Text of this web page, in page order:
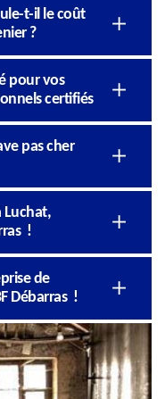
t-il le coût
?
pour vos
certifiés
pas cher
Luchat,
!
de
Débarras !